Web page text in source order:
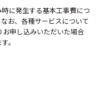
に発生する基本工事費につ
お、各種サービスについて
申し込みいただいた場合
。